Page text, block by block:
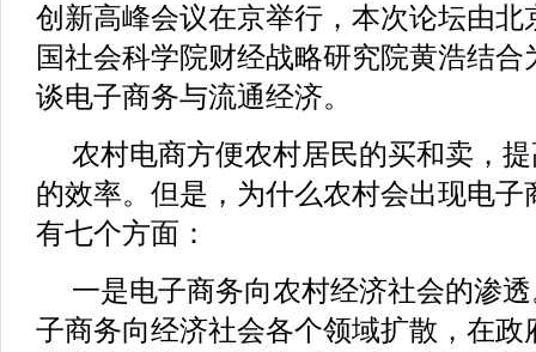
创新高峰会议在京举行，本次论坛由北
国社会科学院财经战略研究院黄浩结
谈电子商务与流通经济。
农村电商方便农村居民的买和卖，
的效率。但是，为什么农村会出现电
有七个方面：
一是电子商务向农村经济社会的渗
子商务向经济社会各个领域扩散，在政